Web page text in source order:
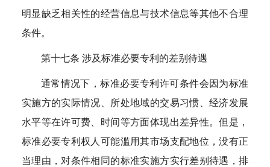
明显缺乏相关性的经营信息与技术信息等其他不合理
条件。
第十七条 涉及标准必要专利的差别待遇
通常情况下，标准必要专利许可条件会因为标准
实施方的实际情况、所处地域的交易习惯、经济发展
水平等在许可费、时间等方面体现出差异性。但是，
标准必要专利权人可能滥用其市场支配地位，没有正
当理由，对条件相同的标准实施方实行差别待遇，排